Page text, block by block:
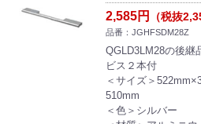
2,585円 （税抜
品番：JGHFSDM28Z
QGLD3LM28の後継
ビス２本付
＜サイズ＞
510mm
＜色＞シルバー